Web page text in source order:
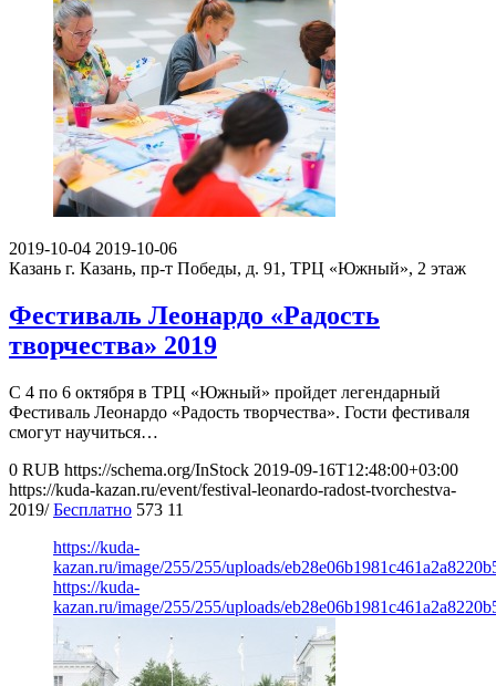
2019-10-04 2019-10-06
Казань г. Казань, пр-т Победы, д. 91, ТРЦ «Южный», 2 этаж
Фестиваль Леонардо «Радость
творчества» 2019
С 4 по 6 октября в ТРЦ «Южный» пройдет легендарный
Фестиваль Леонардо «Радость творчества». Гости фестиваля
смогут научиться…
0 RUB https://schema.org/InStock 2019-09-16T12:48:00+03:00
https://kuda-kazan.ru/event/festival-leonardo-radost-tvorchestva-
2019/ Бесплатно 573 11
https://kuda-
kazan.ru/image/255/255/uploads/
https://kuda-
kazan.ru/image/255/255/uploads/